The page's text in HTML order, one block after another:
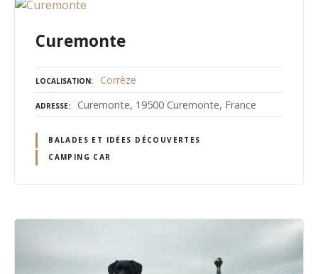
Curemonte
LOCALISATION Corrèze
ADRESSE Curemonte, 19500 Curemonte, France
BALADES ET IDÉES DÉCOUVERTES
CAMPING CAR